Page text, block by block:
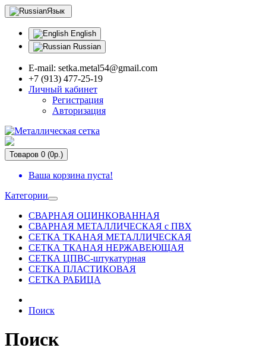
Язык
English
Russian
E-mail: setka.metal54@gmail.com
+7 (913) 477-25-19
Личный кабинет
Регистрация
Авторизация
Товаров 0 (0р.)
Ваша корзина пуста!
Категории
СВАРНАЯ ОЦИНКОВАННАЯ
СВАРНАЯ МЕТАЛЛИЧЕСКАЯ с ПВХ
СЕТКА ТКАНАЯ МЕТАЛЛИЧЕСКАЯ
СЕТКА ТКАНАЯ НЕРЖАВЕЮЩАЯ
СЕТКА ЦПВС-штукатурная
СЕТКА ПЛАСТИКОВАЯ
СЕТКА РАБИЦА
Поиск
Поиск